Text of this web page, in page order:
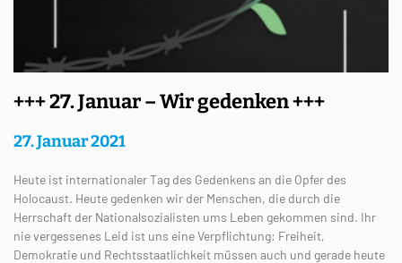
+++ 27. Januar – Wir gedenken +++
27. Januar 2021
Heute ist internationaler Tag des Gedenkens an die Opfer des
Holocaust. Heute gedenken wir der Menschen, die durch die
Herrschaft der Nationalsozialisten ums Leben gekommen sind. Ihr
nie vergessenes Leid ist uns eine Verpflichtung: Freiheit,
Demokratie und Rechtsstaatlichkeit müssen auch und gerade heute